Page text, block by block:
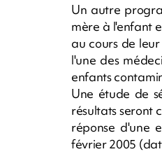
Un autre
mère à l'enfant
au cours de
l'une des
enfants
Une étude de
résultats seront
réponse d'une
février 2005